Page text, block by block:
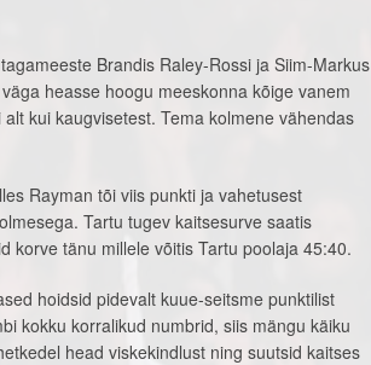
Brandis Raley-Rossi ja Siim-Markus
heasse hoogu meeskonna kõige vanem
kui kaugvisetest. Tema kolmene vähendas
Rayman tõi viis punkti ja vahetusest
Tartu tugev kaitsesurve saatis
korve tänu millele võitis Tartu poolaja 45:40.
hoidsid pidevalt kuue-seitsme punktilist
kokku korralikud numbrid, siis mängu käiku
head viskekindlust ning suutsid kaitses